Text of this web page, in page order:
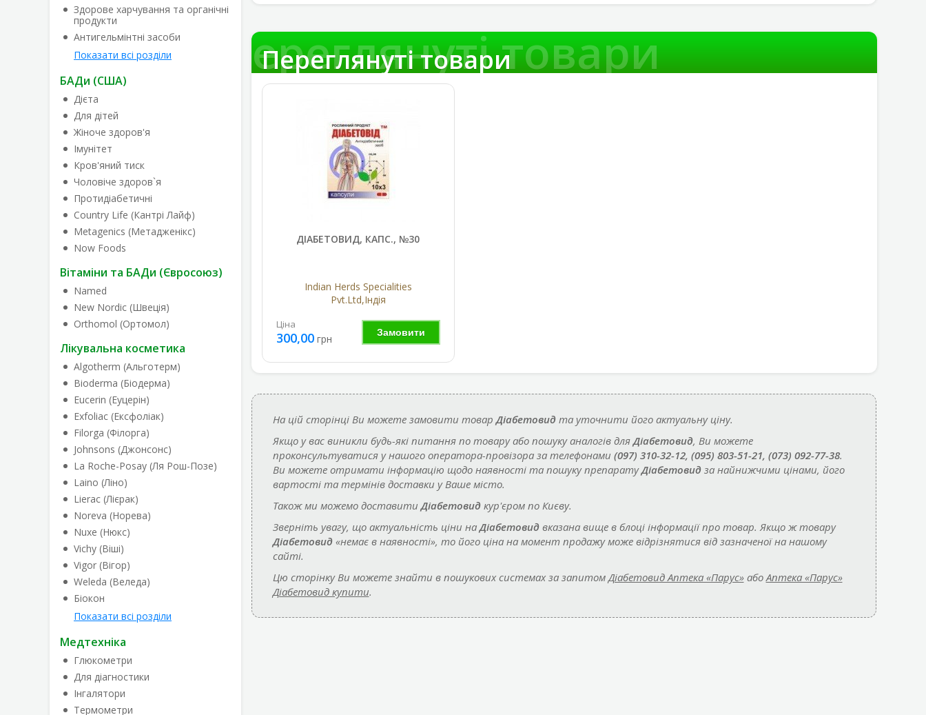
Здорове харчування та органічні
продукти
Антигельмінтні засоби
Показати всі розділи
БАДи (США)
Дієта
Для дітей
Жіноче здоров'я
Імунітет
Кров'яний тиск
Чоловіче здоров`я
Протидіабетичні
Country Life (Кантрі Лайф)
Metagenics (Метадженікс)
Now Foods
Вітаміни та БАДи (Євросоюз)
Named
New Nordic (Швеція)
Orthomol (Ортомол)
Лікувальна косметика
Algotherm (Альготерм)
Bioderma (Біодерма)
Eucerin (Еуцерін)
Exfoliac (Ексфоліак)
Filorga (Філорга)
Johnsons (Джонсонс)
La Roche-Posay (Ля Рош-Позе)
Laino (Ліно)
Lierac (Лієрак)
Noreva (Норева)
Nuxe (Нюкс)
Vichy (Віші)
Vigor (Вігор)
Weleda (Веледа)
Біокон
Показати всі розділи
Медтехніка
Глюкометри
Для діагностики
Інгалятори
Термометри
Переглянуті товари
Переглянуті товари
ДІАБЕТОВИД, КАПС., №30
Indian Herds Specialities
Pvt.Ltd,Індія
Замовити
Ціна
300,00грн
На цій сторінці Ви можете замовити товар Діабетовидта уточнити його актуальну ціну.
Якщо у вас виникли будь-які питання по товару або пошуку аналогів для Діабетовид, Ви можете
проконсультуватися у нашого оператора-провізора за телефонами (097) 310-32-12, (095) 803-51-21, (073) 092-77-38.
Ви можете отримати інформацію щодо наявності та пошуку препаратуДіабетовидза найнижчими цінами, його
вартості та термінів доставки у Ваше місто.
Також ми можемо доставити Діабетовидкур'єром по Києву.
Зверніть увагу, що актуальність ціни на Діабетовидвказана вище в блоці інформації про товар. Якщо ж товару
Діабетовид«немає в наявності», то його ціна на момент продажу може відрізнятися від зазначеної на нашому
сайті.
Цю сторінку Ви можете знайти в пошукових системах за запитом Діабетовид Аптека «Парус»або Аптека «Парус»
Діабетовид купити.